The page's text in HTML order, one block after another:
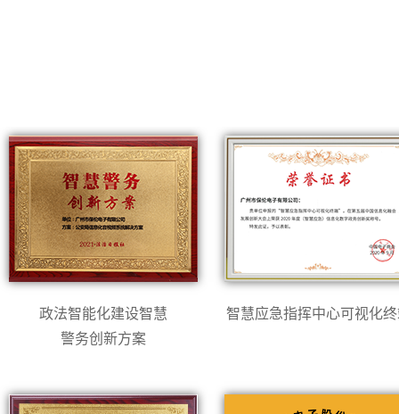
政法智能化建设智慧
警务创新方案
智慧应急指挥中心可视化